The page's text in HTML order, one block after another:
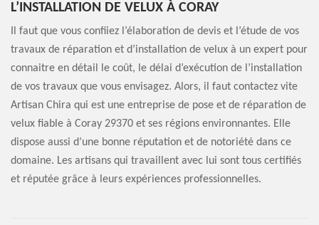
L’INSTALLATION DE VELUX À CORAY
Il faut que vous confiiez l’élaboration de devis et l’étude de vos
travaux de réparation et d’installation de velux à un expert pour
connaitre en détail le coût, le délai d’exécution de l’installation
de vos travaux que vous envisagez. Alors, il faut contactez vite
Artisan Chira qui est une entreprise de pose et de réparation de
velux fiable à Coray 29370 et ses régions environnantes. Elle
dispose aussi d’une bonne réputation et de notoriété dans ce
domaine. Les artisans qui travaillent avec lui sont tous certifiés
et réputée grâce à leurs expériences professionnelles.